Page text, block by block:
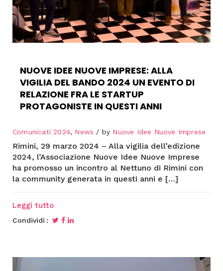
NUOVE IDEE NUOVE IMPRESE: ALLA
VIGILIA DEL BANDO 2024 UN EVENTO DI
RELAZIONE FRA LE STARTUP
PROTAGONISTE IN QUESTI ANNI
Comunicati 2024, News by Nuove Idee Nuove Imprese
Rimini, 29 marzo 2024 – Alla vigilia dell’edizione
2024, l’Associazione Nuove Idee Nuove Imprese
ha promosso un incontro al Nettuno di Rimini con
la community generata in questi anni e […]
Leggi tutto
Condividi